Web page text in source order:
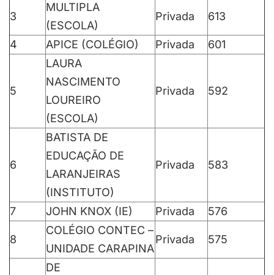
3
MULTIPLA
(ESCOLA)
Privada 613
4 APICE (COLÉGIO) Privada 601
5
LAURA
NASCIMENTO
LOUREIRO
(ESCOLA)
Privada 592
6
BATISTA DE
EDUCAÇÃO DE
LARANJEIRAS
(INSTITUTO)
Privada 583
7 JOHN KNOX (IE) Privada 576
8
COLÉGIO CONTEC –
UNIDADE CARAPINA
Privada 575
DE